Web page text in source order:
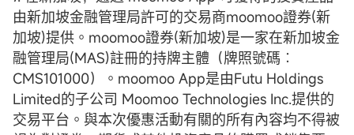
由新加坡金融管理局許可的交易商moomoo證券(新
加坡)提供。moomoo證券(新加坡)是一家在新加坡金
融管理局(MAS)註冊的持牌主體（牌照號碼︰
CMS101000）。moomoo App是由Futu Holdings
Limited的子公司 Moomoo Technologies Inc.提供的
交易平台。與本次優惠活動有關的所有內容均不得被